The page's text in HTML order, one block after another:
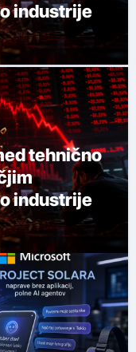
industrije
tehnično
industrije